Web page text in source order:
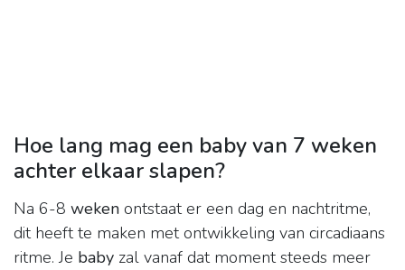
Hoe lang mag een baby van 7 weken
achter elkaar slapen?
Na 6-8 weken ontstaat er een dag en nachtritme,
dit heeft te maken met ontwikkeling van circadiaans
ritme. Je baby zal vanaf dat moment steeds meer